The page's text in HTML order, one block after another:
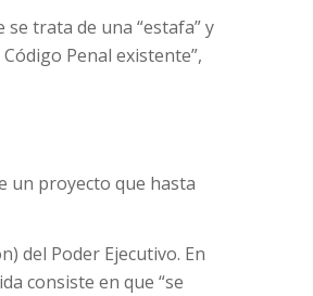
trata de una “estafa” y
Penal existente”,
un proyecto que hasta
del Poder Ejecutivo. En
consiste en que “se